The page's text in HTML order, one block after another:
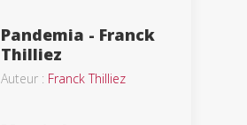
Pandemia - Franck
Thilliez
Auteur : Franck Thilliez